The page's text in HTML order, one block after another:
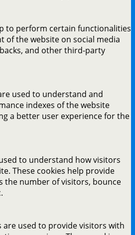
to perform certain functionalities
of the website on social media
and other third-party
used to understand and
indexes of the website
a better user experience for the
to understand how visitors
These cookies help provide
the number of visitors, bounce
are used to provide visitors with